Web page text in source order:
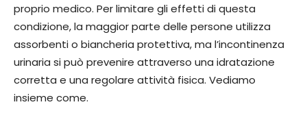
proprio medico. Per limitare gli effetti di questa
condizione, la maggior parte delle persone utilizza
assorbenti o biancheria protettiva, ma l’incontinenza
urinaria si può prevenire attraverso una idratazione
corretta e una regolare attività fisica. Vediamo
insieme come.